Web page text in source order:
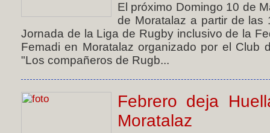
El próximo Domingo 10 de
de Moratalaz a partir de las
Jornada de la Liga de Rugby inclusivo de la
Femadi en Moratalaz organizado por el Club
"Los compañeros de Rugb...
Febrero deja
Moratalaz